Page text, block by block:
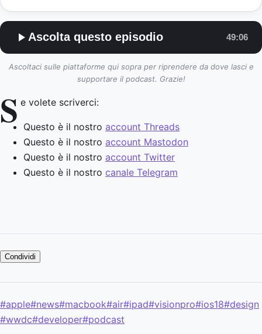
Ascolta questo episodio 49:06
Ascoltaci sulle piattaforme qui sopra per riprendere da dove lasci e
supportare il podcast. Grazie!
S e volete scriverci:
Questo è il nostro account Threads
Questo è il nostro account Mastodon
Questo è il nostro account Twitter
Questo è il nostro canale Telegram
Condividi
#apple#news#macbook#air#ipad#visionpro#ios18#design
#wwdc#developer#podcast